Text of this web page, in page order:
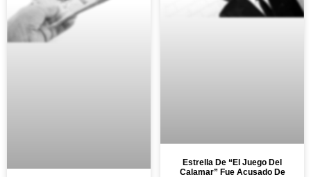
Estrella De “El Juego Del
Calamar” Fue Acusado De